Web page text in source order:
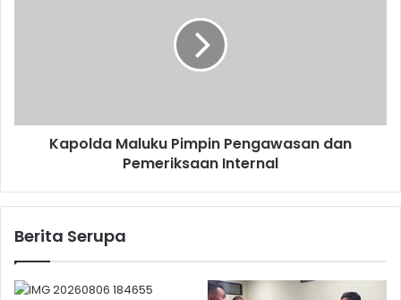
Kapolda Maluku Pimpin Pengawasan dan
Pemeriksaan Internal
Berita Serupa